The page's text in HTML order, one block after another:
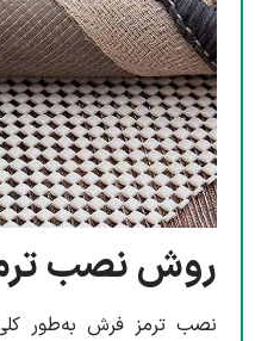
روش نصب
نصب ترمز فرش به‌طور